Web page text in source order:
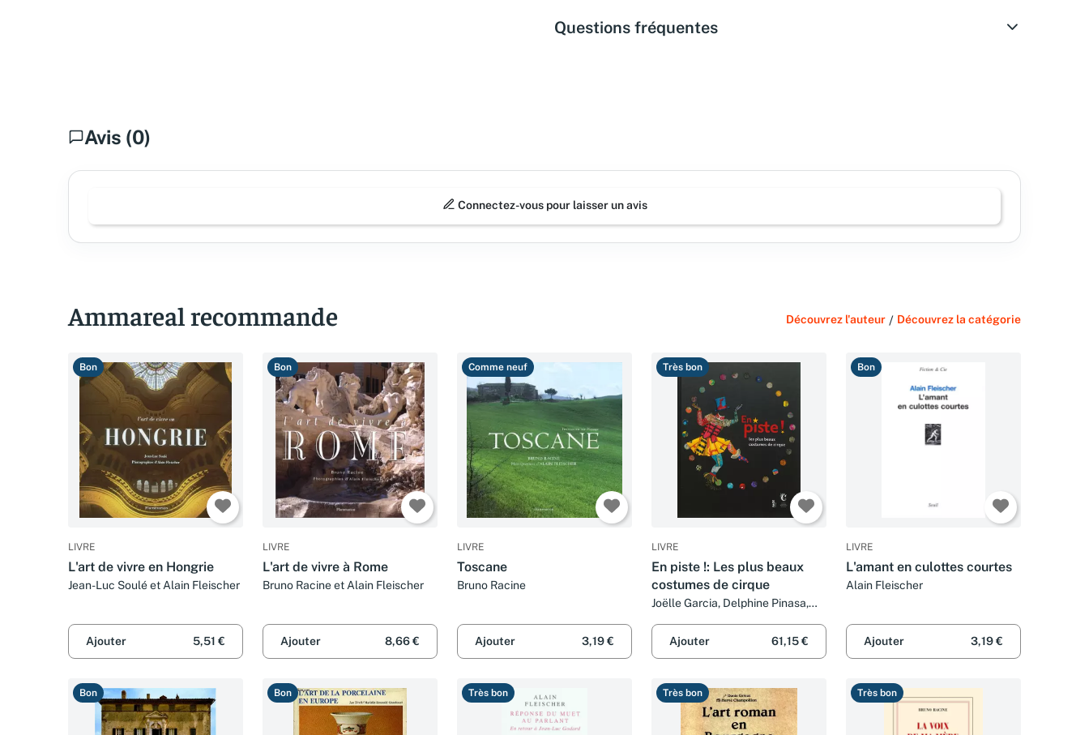
Questions fréquentes
Avis (0)
Connectez-vous pour laisser un avis
Ammareal recommande Découvrez l'auteur / Découvrez la catégorie
Bon
LIVRE
L'art de vivre en Hongrie
Jean-Luc Soulé et Alain Fleischer
Ajouter 5,51 €
Bon
LIVRE
L'art de vivre à Rome
Bruno Racine et Alain Fleischer
Ajouter 8,66 €
Comme neuf
LIVRE
Toscane
Bruno Racine
Ajouter 3,19 €
Très bon
LIVRE
En piste !: Les plus beaux
costumes de cirque
Joëlle Garcia, Delphine Pinasa,
Racine
Ajouter 61,15 €
Bon
LIVRE
L'amant en culottes courtes
Alain Fleischer
Ajouter 3,19 €
Bon Bon Très bon Très bon Très bon